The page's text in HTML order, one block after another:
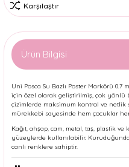
Karşılaştır
Ürün Bilgisi
Uni Posca Su Bazlı Poster Markörü 0.7
için özel olarak geliştirilmiş, çok yönlü
çizimlerde maksimum kontrol ve netlik
mürekkebi sayesinde hem çocuklar
Kağıt, ahşap, cam, metal, taş, plastik
yüzeylerde kullanılabilir. Kuruduğunda
canlı renklere sahiptir.